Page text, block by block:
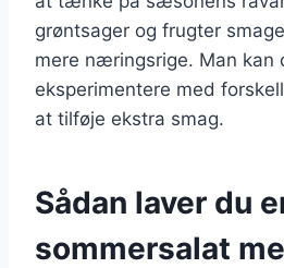
grøntsager og frugter
mere næringsrige. Man kan
eksperimentere med
at tilføje ekstra smag.
Sådan laver du
sommersalat